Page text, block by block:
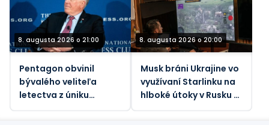
kvôli nárastu
migrantov
8. augusta 2026 o 21:00
Pentagon obvinil
bývalého veliteľa
letectva z úniku
8. augusta 2026 o 20:00
Musk bráni Ukrajine vo
využívaní Starlinku na
hlboké útoky v Rusku –